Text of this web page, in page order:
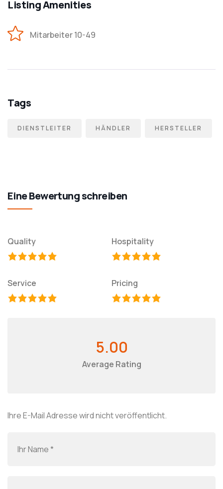
Listing Amenities
Mitarbeiter 10-49
Tags
DIENSTLEITER HÄNDLER HERSTELLER
Eine Bewertung schreiben
Quality Hospitality
Service Pricing
5.00
Average Rating
Ihre E-Mail Adresse wird nicht veröffentlicht.